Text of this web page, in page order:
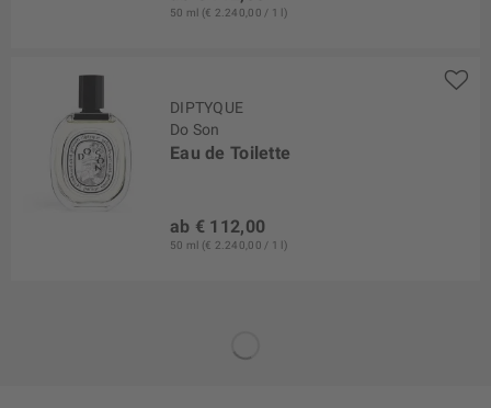
50 ml (€ 2.240,00 / 1 l)
DIPTYQUE
Do Son
Eau de Toilette
ab € 112,00
50 ml (€ 2.240,00 / 1 l)